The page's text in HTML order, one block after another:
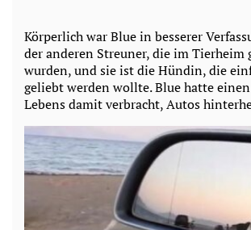
Körperlich war Blue in besserer
der anderen Streuner, die im Tierheim
wurden, und sie ist die Hündin, die
geliebt werden wollte. Blue hatte
Lebens damit verbracht, Autos